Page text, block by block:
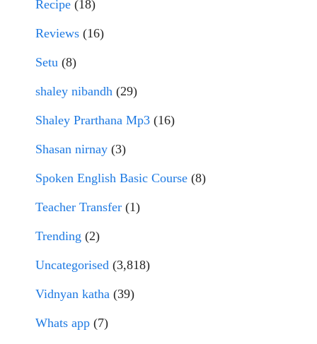
Recipe (18)
Reviews (16)
Setu (8)
shaley nibandh (29)
Shaley Prarthana Mp3 (16)
Shasan nirnay (3)
Spoken English Basic Course (8)
Teacher Transfer (1)
Trending (2)
Uncategorised (3,818)
Vidnyan katha (39)
Whats app (7)